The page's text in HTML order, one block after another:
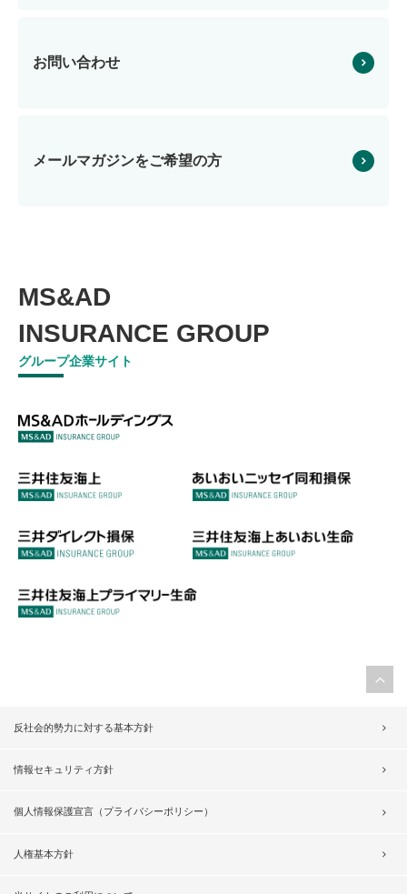
お問い合わせ
メールマガジンをご希望の方
MS&AD
INSURANCE GROUP
グループ企業サイト
反社会的勢力に対する基本方針
情報セキュリティ方針
個人情報保護宣言（プライバシーポリシー）
人権基本方針